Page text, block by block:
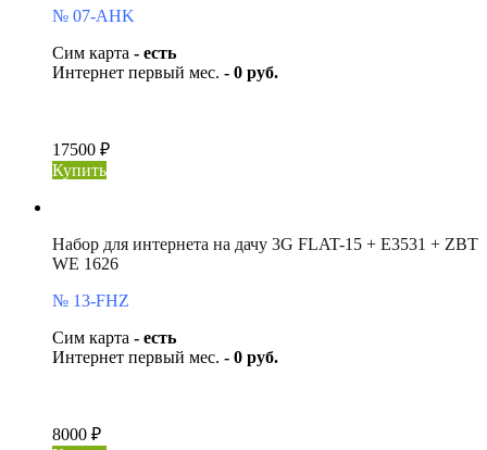
№ 07-AHK
Сим карта - есть
Интернет первый мес. - 0 руб.
17500 ₽
Купить
Набор для интернета на дачу 3G FLAT-15 + E3531 + ZBT
WE 1626
№ 13-FHZ
Сим карта - есть
Интернет первый мес. - 0 руб.
8000 ₽